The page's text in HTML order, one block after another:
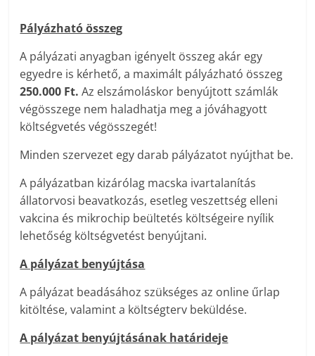
Pályázható összeg
A pályázati anyagban igényelt összeg akár egy
egyedre is kérhető, a maximált pályázható összeg
250.000 Ft. Az elszámoláskor benyújtott számlák
végösszege nem haladhatja meg a jóváhagyott
költségvetés végösszegét!
Minden szervezet egy darab pályázatot nyújthat be.
A pályázatban kizárólag macska ivartalanítás
állatorvosi beavatkozás, esetleg veszettség elleni
vakcina és mikrochip beültetés költségeire nyílik
lehetőség költségvetést benyújtani.
A pályázat benyújtása
A pályázat beadásához szükséges az online űrlap
kitöltése, valamint a költségterv beküldése.
A pályázat benyújtásának határideje